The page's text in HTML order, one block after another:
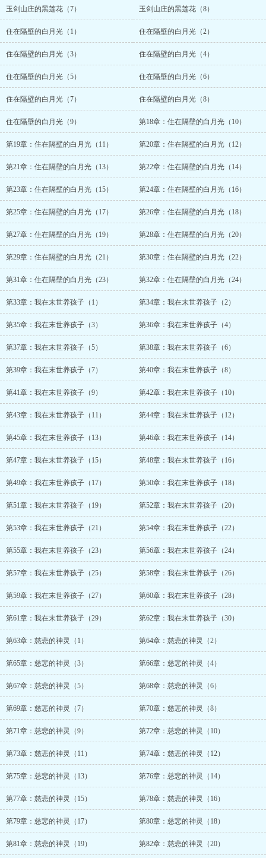
玉剑山庄的黑莲花（7） 玉剑山庄的黑莲花（8）
住在隔壁的白月光（1） 住在隔壁的白月光（2）
住在隔壁的白月光（3） 住在隔壁的白月光（4）
住在隔壁的白月光（5） 住在隔壁的白月光（6）
住在隔壁的白月光（7） 住在隔壁的白月光（8）
住在隔壁的白月光（9） 第18章：住在隔壁的白月光（10）
第19章：住在隔壁的白月光（11） 第20章：住在隔壁的白月光（12）
第21章：住在隔壁的白月光（13） 第22章：住在隔壁的白月光（14）
第23章：住在隔壁的白月光（15） 第24章：住在隔壁的白月光（16）
第25章：住在隔壁的白月光（17） 第26章：住在隔壁的白月光（18）
第27章：住在隔壁的白月光（19） 第28章：住在隔壁的白月光（20）
第29章：住在隔壁的白月光（21） 第30章：住在隔壁的白月光（22）
第31章：住在隔壁的白月光（23） 第32章：住在隔壁的白月光（24）
第33章：我在末世养孩子（1） 第34章：我在末世养孩子（2）
第35章：我在末世养孩子（3） 第36章：我在末世养孩子（4）
第37章：我在末世养孩子（5） 第38章：我在末世养孩子（6）
第39章：我在末世养孩子（7） 第40章：我在末世养孩子（8）
第41章：我在末世养孩子（9） 第42章：我在末世养孩子（10）
第43章：我在末世养孩子（11） 第44章：我在末世养孩子（12）
第45章：我在末世养孩子（13） 第46章：我在末世养孩子（14）
第47章：我在末世养孩子（15） 第48章：我在末世养孩子（16）
第49章：我在末世养孩子（17） 第50章：我在末世养孩子（18）
第51章：我在末世养孩子（19） 第52章：我在末世养孩子（20）
第53章：我在末世养孩子（21） 第54章：我在末世养孩子（22）
第55章：我在末世养孩子（23） 第56章：我在末世养孩子（24）
第57章：我在末世养孩子（25） 第58章：我在末世养孩子（26）
第59章：我在末世养孩子（27） 第60章：我在末世养孩子（28）
第61章：我在末世养孩子（29） 第62章：我在末世养孩子（30）
第63章：慈悲的神灵（1） 第64章：慈悲的神灵（2）
第65章：慈悲的神灵（3） 第66章：慈悲的神灵（4）
第67章：慈悲的神灵（5） 第68章：慈悲的神灵（6）
第69章：慈悲的神灵（7） 第70章：慈悲的神灵（8）
第71章：慈悲的神灵（9） 第72章：慈悲的神灵（10）
第73章：慈悲的神灵（11） 第74章：慈悲的神灵（12）
第75章：慈悲的神灵（13） 第76章：慈悲的神灵（14）
第77章：慈悲的神灵（15） 第78章：慈悲的神灵（16）
第79章：慈悲的神灵（17） 第80章：慈悲的神灵（18）
第81章：慈悲的神灵（19） 第82章：慈悲的神灵（20）